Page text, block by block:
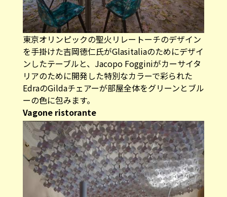
東京オリンピックの聖火リレートーチのデザイン
を手掛けた吉岡徳仁氏がGlasitaliaのためにデザイ
ンしたテーブルと、Jacopo Fogginiがカーサイタ
リアのために開発した特別なカラーで彩られた
EdraのGildaチェアーが部屋全体をグリーンとブル
ーの色に包みます。
Vagone ristorante